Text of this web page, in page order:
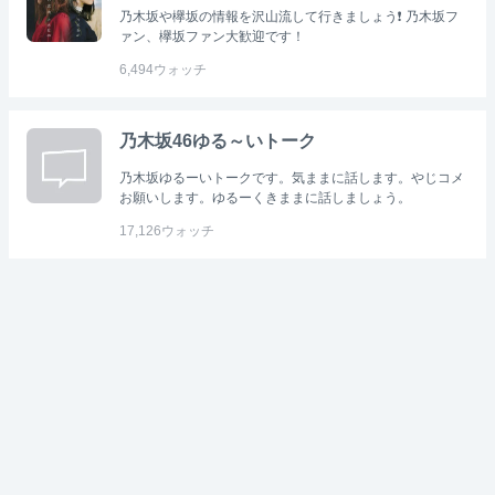
乃木坂や欅坂の情報を沢山流して行きましょう❗ 乃木坂フ
ァン、欅坂ファン大歓迎です！
6,494ウォッチ
乃木坂46ゆる～いトーク
乃木坂ゆるーいトークです。気ままに話します。やじコメ
お願いします。ゆるーくきままに話しましょう。
17,126ウォッチ